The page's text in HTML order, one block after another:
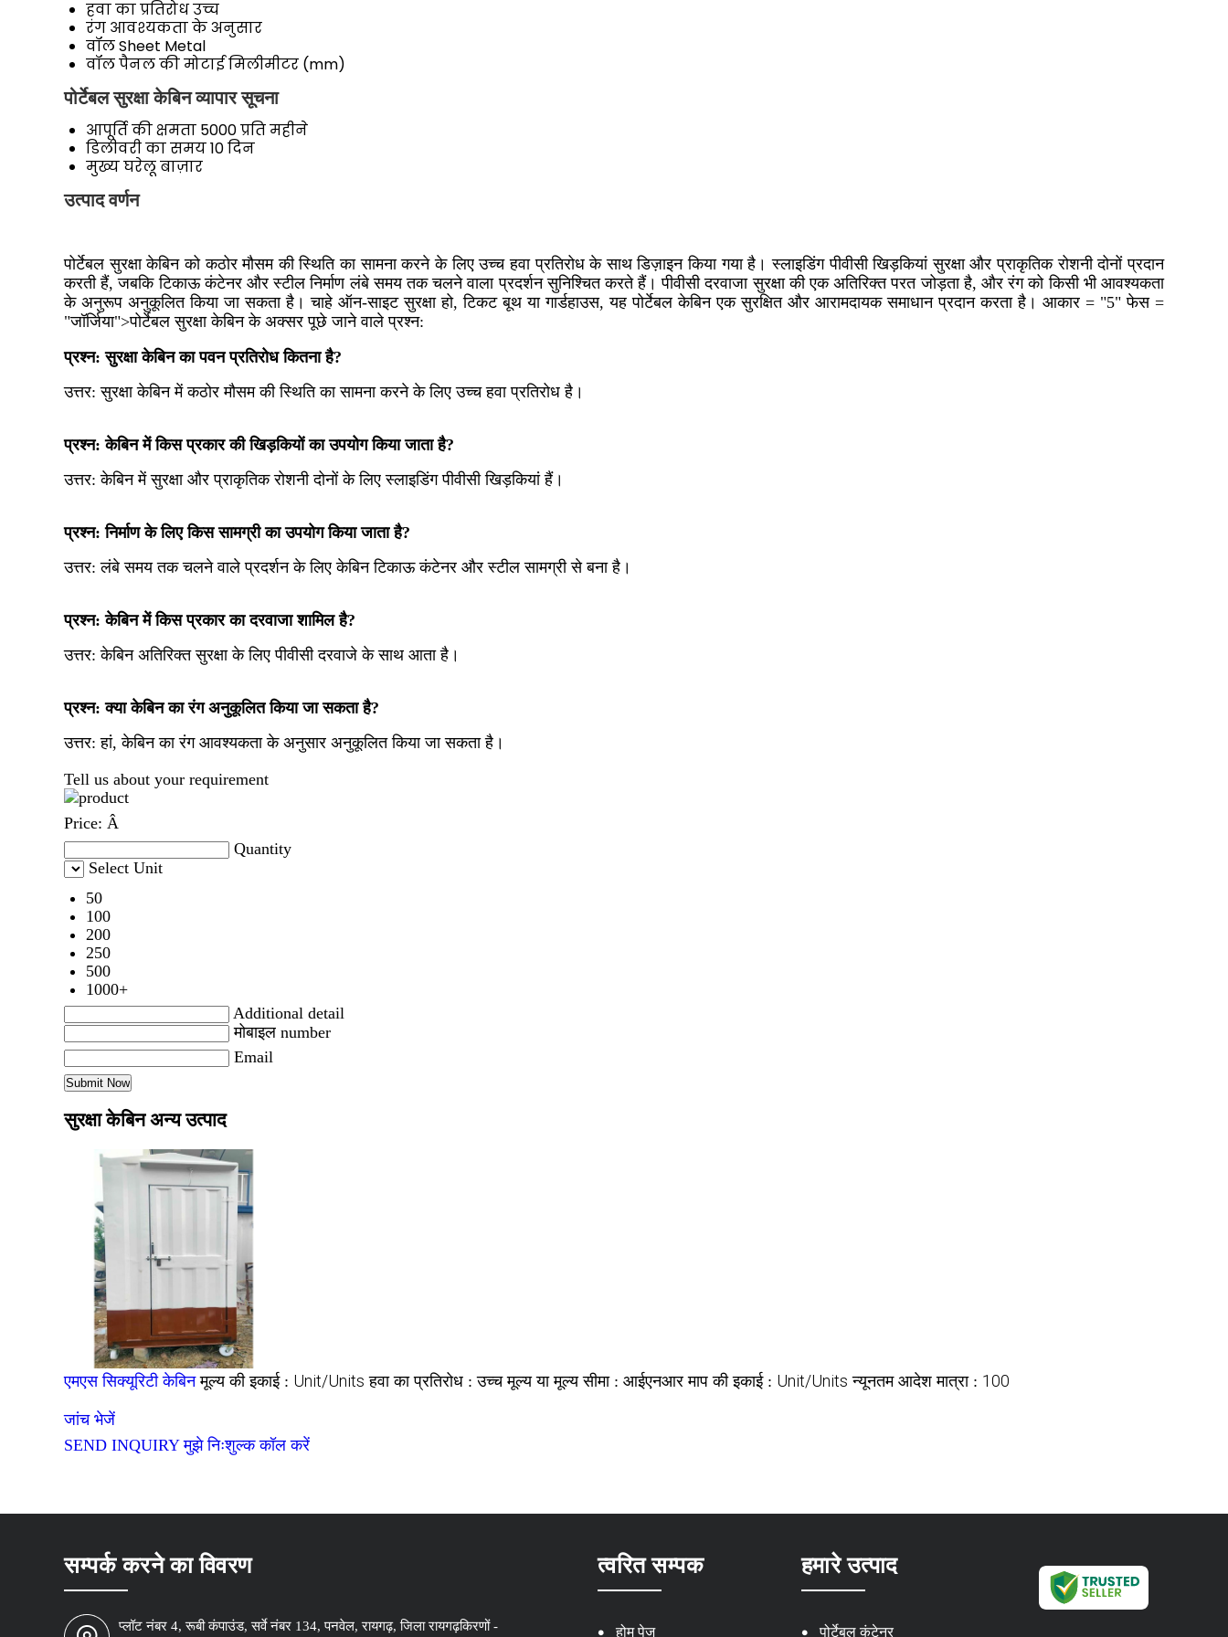
हवा का प्रतिरोधउच्च
रंग आवश्यकता के अनुसार
वॉलSheet Metal
वॉल पैनल की मोटाईमिलीमीटर (mm)
पोर्टेबल सुरक्षा केबिन व्यापार सूचना
आपूर्ति की क्षमता 5000 प्रति महीने
डिलीवरी का समय10 दिन
मुख्य घरेलू बाज़ार
उत्पाद वर्णन
पोर्टेबल सुरक्षा केबिन को कठोर मौसम की स्थिति का सामना करने के लिए उच्च हवा प्रतिरोध के साथ डिज़ाइन किया गया है। स्लाइडिंग पीवीसी खिड़कियां सुरक्षा और प्राकृतिक रोशनी दोनों प्रदान
करती हैं, जबकि टिकाऊ कंटेनर और स्टील निर्माण लंबे समय तक चलने वाला प्रदर्शन सुनिश्चित करते हैं। पीवीसी दरवाजा सुरक्षा की एक अतिरिक्त परत जोड़ता है, और रंग को किसी भी आवश्यकता
के अनुरूप अनुकूलित किया जा सकता है। चाहे ऑन-साइट सुरक्षा हो, टिकट बूथ या गार्डहाउस, यह पोर्टेबल केबिन एक सुरक्षित और आरामदायक समाधान प्रदान करता है। आकार = "5" फेस =
"जॉर्जिया">पोर्टेबल सुरक्षा केबिन के अक्सर पूछे जाने वाले प्रश्न:
प्रश्न: सुरक्षा केबिन का पवन प्रतिरोध कितना है?
उत्तर:सुरक्षा केबिन में कठोर मौसम की स्थिति का सामना करने के लिए उच्च हवा प्रतिरोध है।
प्रश्न: केबिन में किस प्रकार की खिड़कियों का उपयोग किया जाता है?
उत्तर: केबिन में सुरक्षा और प्राकृतिक रोशनी दोनों के लिए स्लाइडिंग पीवीसी खिड़कियां हैं।
प्रश्न: निर्माण के लिए किस सामग्री का उपयोग किया जाता है?
उत्तर: लंबे समय तक चलने वाले प्रदर्शन के लिए केबिन टिकाऊ कंटेनर और स्टील सामग्री से बना है।
प्रश्न: केबिन में किस प्रकार का दरवाजा शामिल है?
उत्तर: केबिन अतिरिक्त सुरक्षा के लिए पीवीसी दरवाजे के साथ आता है।
प्रश्न: क्या केबिन का रंग अनुकूलित किया जा सकता है?
उत्तर:हां, केबिन का रंग आवश्यकता के अनुसार अनुकूलित किया जा सकता है।
Tell us about your requirement
Price: Â
Quantity
Select Unit
50
100
200
250
500
1000+
Additional detail
मोबाइल number
Email
सुरक्षा केबिन अन्य उत्पाद
एमएस सिक्यूरिटी केबिन मूल्य की इकाई : Unit/Units हवा का प्रतिरोध :उच्च मूल्य या मूल्य सीमा : आईएनआर माप की इकाई : Unit/Units न्यूनतम आदेश मात्रा : 100
जांच भेजें
SEND INQUIRY मुझे निःशुल्क कॉल करें
सम्पर्क करने का विवरण
प्लॉट नंबर 4, रूबी कंपाउंड, सर्वे नंबर 134, पनवेल, रायगढ़, जिला रायगढ़किरणों -
त्वरित सम्पक
होम पेज
हमारे उत्पाद
पोर्टेबल कंटेनर